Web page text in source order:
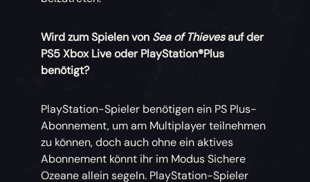
Wird zum Spielen von Sea of Thievesauf der
PS5 Xbox Live oder PlayStation®Plus
benötigt?
PlayStation-Spieler benötigen ein PS Plus-
Abonnement, um am Multiplayer teilnehmen
zu können, doch auch ohne ein aktives
Abonnement könnt ihr im Modus Sichere
Ozeane allein segeln. PlayStation-Spieler